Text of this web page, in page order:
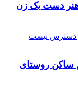
هنر دست یک زن
ساکن روستای